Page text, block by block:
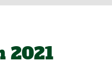
2021